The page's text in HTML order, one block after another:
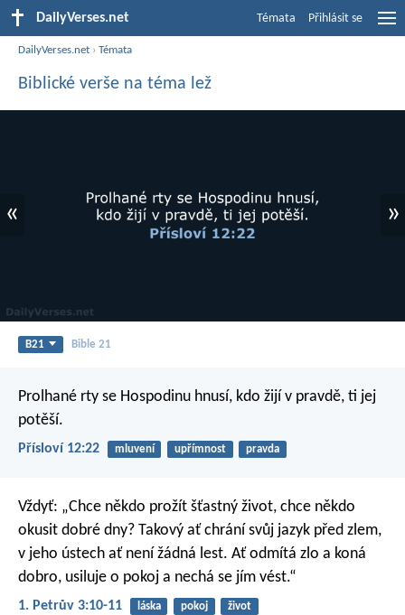
DailyVerses.net Témata Přihlásit se
DailyVerses.net ›Témata
Biblické verše na téma lež
« »
B21 Bible 21
Prolhané rty se Hospodinu hnusí, kdo žijí v pravdě, ti jej
potěší.
Přísloví 12:22 mluvení upřímnost pravda
Vždyť: „Chce někdo prožít šťastný život, chce někdo
okusit dobré dny? Takový ať chrání svůj jazyk před zlem,
v jeho ústech ať není žádná lest. Ať odmítá zlo a koná
dobro, usiluje o pokoj a nechá se jím vést.“
1. Petrův 3:10-11 láska pokoj život